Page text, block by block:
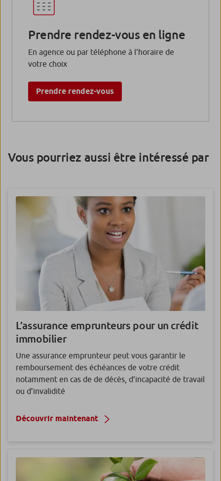
Prendre rendez-vous en ligne
En agence ou par téléphone à l'horaire de
votre choix
Prendre rendez-vous
Vous pourriez aussi être intéressé par
L’assurance emprunteurs pour un crédit
immobilier
Une assurance emprunteur peut vous garantir le
remboursement des échéances de votre crédit
notamment en cas de de décès, d’incapacité de travail
ou d’invalidité
Découvrir maintenant